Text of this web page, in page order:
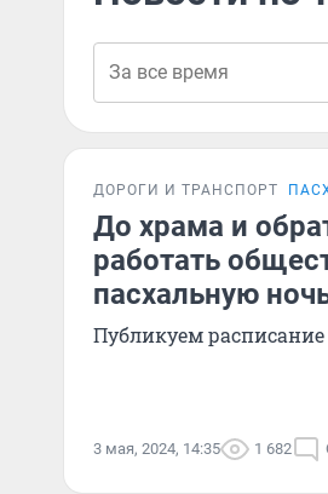
ДОРОГИ И ТРАНСПОРТ
До храма и
работать
пасхальную
Публикуем
3 мая, 2024, 14:35 1 682